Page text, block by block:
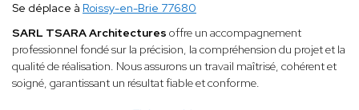
Se déplace à Roissy-en-Brie 77680
SARL TSARA Architectures offre un accompagnement
professionnel fondé sur la précision, la compréhension du projet et la
qualité de réalisation. Nous assurons un travail maîtrisé, cohérent et
soigné, garantissant un résultat fiable et conforme.